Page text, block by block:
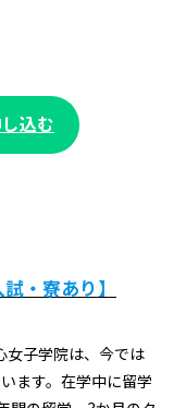
込む
・寮あり】
女子学院は、今では
ます。在学中に留学